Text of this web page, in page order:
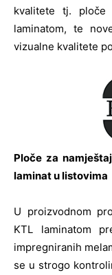
kvalitete tj. ploče
laminatom, te
vizualne kvalitete
Ploče za
laminat u listovima
U proizvodnom
KTL laminatom
impregniranih
se u strogo